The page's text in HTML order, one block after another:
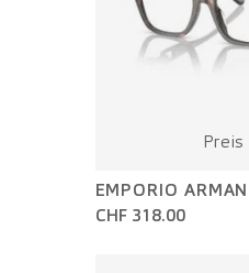
EMPORIO
CHF 318.00